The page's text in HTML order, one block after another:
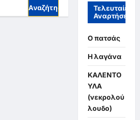
Τελευταίες
Αναρτήσεις
Ο πατσάς
Η λαγάνα
ΚΑΛΕΝΤΟ
ΥΛΑ
(νεκρολού
λουδο)